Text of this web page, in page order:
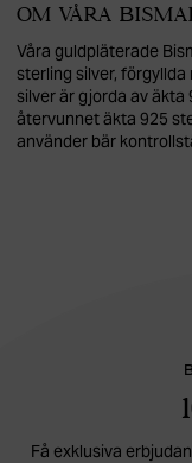
OM VÅRA
Våra guldpläterade
sterling silver,
silver är gjorda av äkta
återvunnet äkta 925
använder bär
Få exklusiva